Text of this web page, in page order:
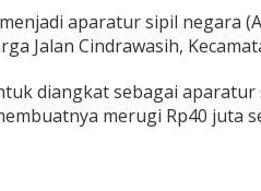
aparatur sipil negara
Jalan Cindrawasih,
diangkat sebagai
merugi Rp40 juta